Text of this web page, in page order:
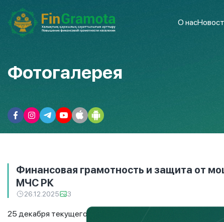
О нас
Фотогалерея
Финансовая грамотность и защита от
МЧС РК
26.12.2025 3
25 декабря текущего года в Республиканском